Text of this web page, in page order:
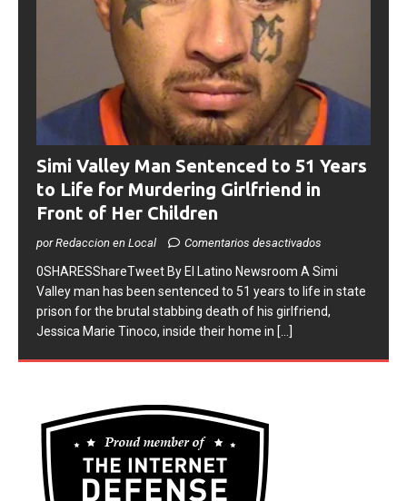
Simi Valley Man Sentenced to 51 Years
to Life for Murdering Girlfriend in
Front of Her Children
0SHARESShareTweet ​By El Latino Newsroom ​A Simi
Valley man has been sentenced to 51 years to life in state
prison for the brutal stabbing death of his girlfriend,
[...]